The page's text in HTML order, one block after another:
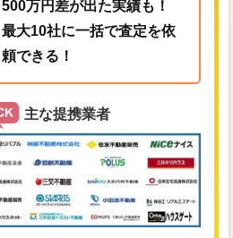
500万円差が出た実績も！
最大10社に一括で査定を依
頼できる！
主な提携業者